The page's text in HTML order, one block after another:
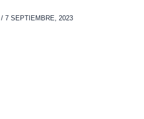
/ 7 SEPTIEMBRE, 2023